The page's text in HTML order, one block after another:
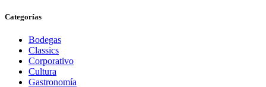
Categorías
Bodegas
Classics
Corporativo
Cultura
Gastronomía